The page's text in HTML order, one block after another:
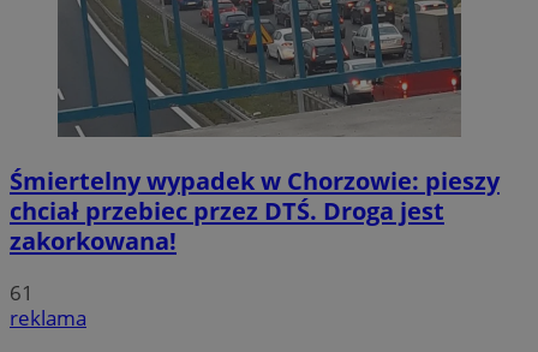
Śmiertelny wypadek w Chorzowie: pieszy
chciał przebiec przez DTŚ. Droga jest
zakorkowana!
61
reklama